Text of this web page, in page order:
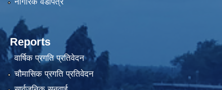
Reports
वार्षिक प्रगति प्रतिवेदन
चौमासिक प्रगति प्रतिवेदन